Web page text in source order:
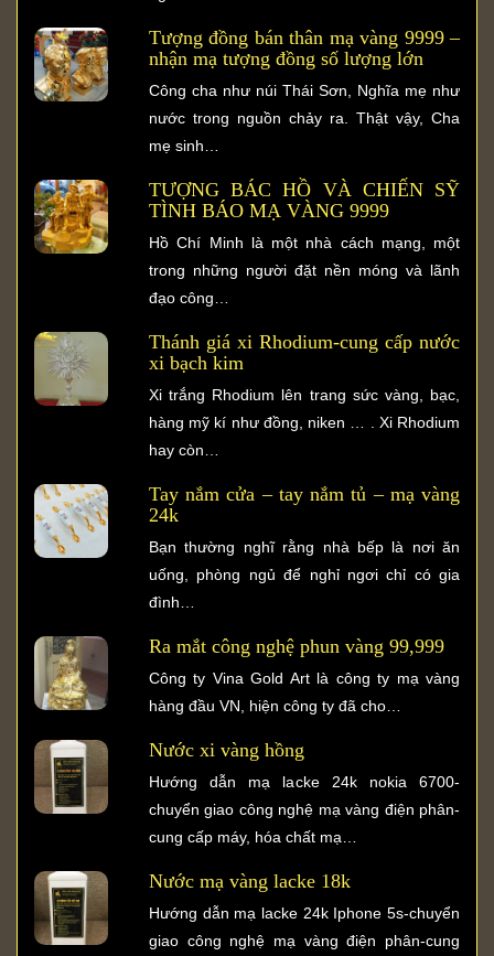
Tượng đồng bán thân mạ vàng 9999 –
nhận mạ tượng đồng số lượng lớn
Công cha như núi Thái Sơn, Nghĩa mẹ như
nước trong nguồn chảy ra. Thật vậy, Cha
mẹ sinh…
TƯỢNG BÁC HỒ VÀ CHIẾN SỸ
TÌNH BÁO MẠ VÀNG 9999
Hồ Chí Minh là một nhà cách mạng, một
trong những người đặt nền móng và lãnh
đạo công…
Thánh giá xi Rhodium-cung cấp nước
xi bạch kim
Xi trắng Rhodium lên trang sức vàng, bạc,
hàng mỹ kí như đồng, niken … . Xi Rhodium
hay còn…
Tay nắm cửa – tay nắm tủ – mạ vàng
24k
Bạn thường nghĩ rằng nhà bếp là nơi ăn
uống, phòng ngủ để nghỉ ngơi chỉ có gia
đình…
Ra mắt công nghệ phun vàng 99,999
Công ty Vina Gold Art là công ty mạ vàng
hàng đầu VN, hiện công ty đã cho…
Nước xi vàng hồng
Hướng dẫn mạ lacke 24k nokia 6700-
chuyển giao công nghệ mạ vàng điện phân-
cung cấp máy, hóa chất mạ…
Nước mạ vàng lacke 18k
Hướng dẫn mạ lacke 24k Iphone 5s-chuyển
giao công nghệ mạ vàng điện phân-cung